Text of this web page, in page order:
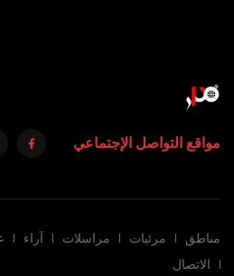
مواقع التواصل الإجتماعي
مناطق مرئيات مراسلات آراء
الاتصال